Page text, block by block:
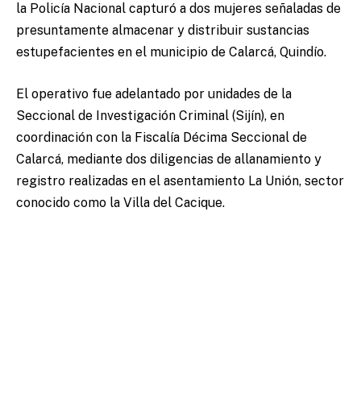
la Policía Nacional capturó a dos mujeres señaladas de
presuntamente almacenar y distribuir sustancias
estupefacientes en el municipio de Calarcá, Quindío.
El operativo fue adelantado por unidades de la
Seccional de Investigación Criminal (Sijín), en
coordinación con la Fiscalía Décima Seccional de
Calarcá, mediante dos diligencias de allanamiento y
registro realizadas en el asentamiento La Unión, sector
conocido como la Villa del Cacique.